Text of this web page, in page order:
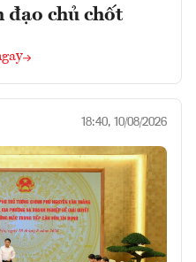
đạo chủ chốt
18:40, 10/08/2026